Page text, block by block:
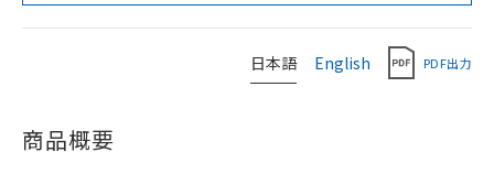
日本語 English PDF出力
商品概要